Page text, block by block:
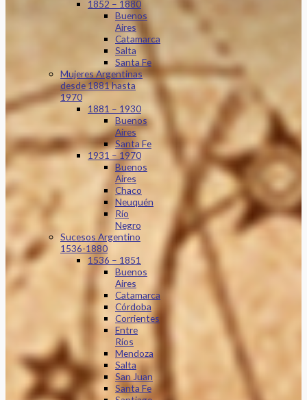
1852 – 1880
Buenos
Aires
Catamarca
Salta
Santa Fe
Mujeres Argentinas
desde 1881 hasta
1970
1881 – 1930
Buenos
Aires
Santa Fe
1931 – 1970
Buenos
Aires
Chaco
Neuquén
Río
Negro
Sucesos Argentino
1536-1880
1536 – 1851
Buenos
Aires
Catamarca
Córdoba
Corrientes
Entre
Ríos
Mendoza
Salta
San Juan
Santa Fe